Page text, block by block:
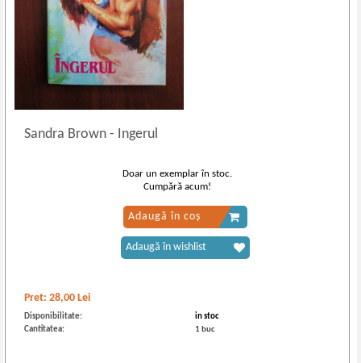
Sandra Brown- Ingerul
Pret:28,00 Lei
Disponibilitate:
in stoc
Cantitatea:
1 buc
Doar un exemplar în stoc.
Cumpără acum!
Adaugă în coș
Adaugă în wishlist